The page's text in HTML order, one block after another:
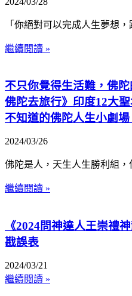
「你絕對可以完成人生夢想
繼續閱讀 »
不只你覺得生活難，佛
佛陀去旅行》印度12大
不知道的佛陀人生小劇場
2024/03/26
佛陀是人，天生人生勝利組
繼續閱讀 »
《2024問神達人王崇禮
戡誤表
2024/03/21
繼續閱讀 »